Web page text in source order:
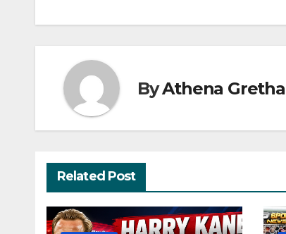
ByAthena Gretha
Related Post